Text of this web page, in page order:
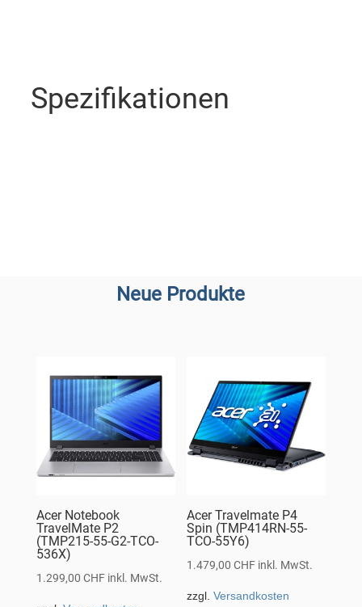
Spezifikationen
Neue Produkte
Acer Notebook
TravelMate P2
(TMP215-55-G2-TCO-
536X)
1.299,00 CHF inkl. MwSt.
Acer Travelmate P4
Spin (TMP414RN-55-
TCO-55Y6)
1.479,00CHF inkl. MwSt.
zzgl.Versandkosten